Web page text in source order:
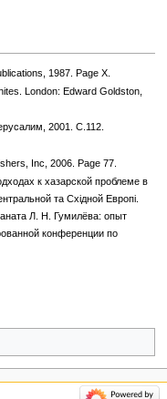
1987. Page X.
London: Edward Goldston,
2001. С.112.
Inc, 2006. Page 77.
к хазарской проблеме в
та Схiдной Европi.
Л. Н. Гумилёва: опыт
конференции по